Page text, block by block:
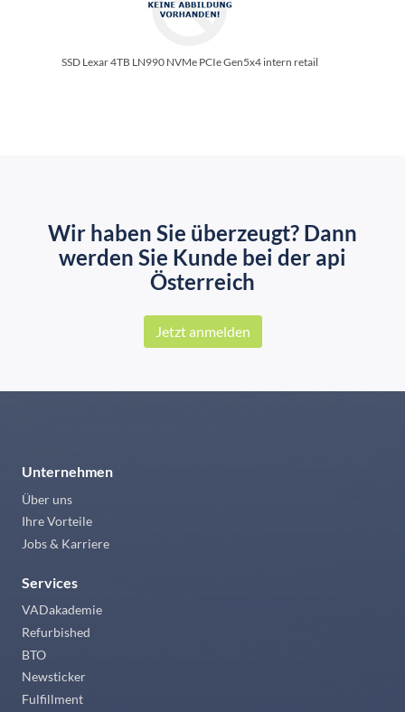
SSD Lexar 4TB LN990 NVMe PCIe Gen5x4 intern retail
Wir haben Sie überzeugt? Dann
werden Sie Kunde bei der api
Österreich
Jetzt anmelden
Unternehmen
Über uns
Ihre Vorteile
Jobs & Karriere
Services
VADakademie
Refurbished
BTO
Newsticker
Fulfillment